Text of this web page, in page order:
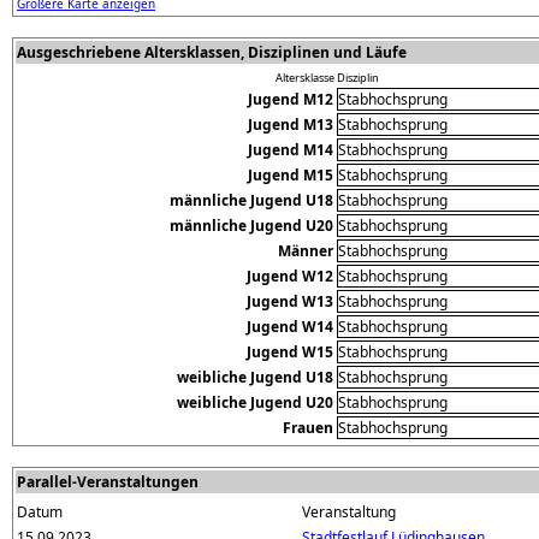
Größere Karte anzeigen
Ausgeschriebene Altersklassen, Disziplinen und Läufe
AltersklasseDisziplin
Jugend M12 Stabhochsprung
Jugend M13 Stabhochsprung
Jugend M14 Stabhochsprung
Jugend M15 Stabhochsprung
männliche Jugend U18 Stabhochsprung
männliche Jugend U20 Stabhochsprung
Männer Stabhochsprung
Jugend W12 Stabhochsprung
Jugend W13 Stabhochsprung
Jugend W14 Stabhochsprung
Jugend W15 Stabhochsprung
weibliche Jugend U18 Stabhochsprung
weibliche Jugend U20 Stabhochsprung
Frauen Stabhochsprung
Parallel-Veranstaltungen
Datum
Veranstaltung